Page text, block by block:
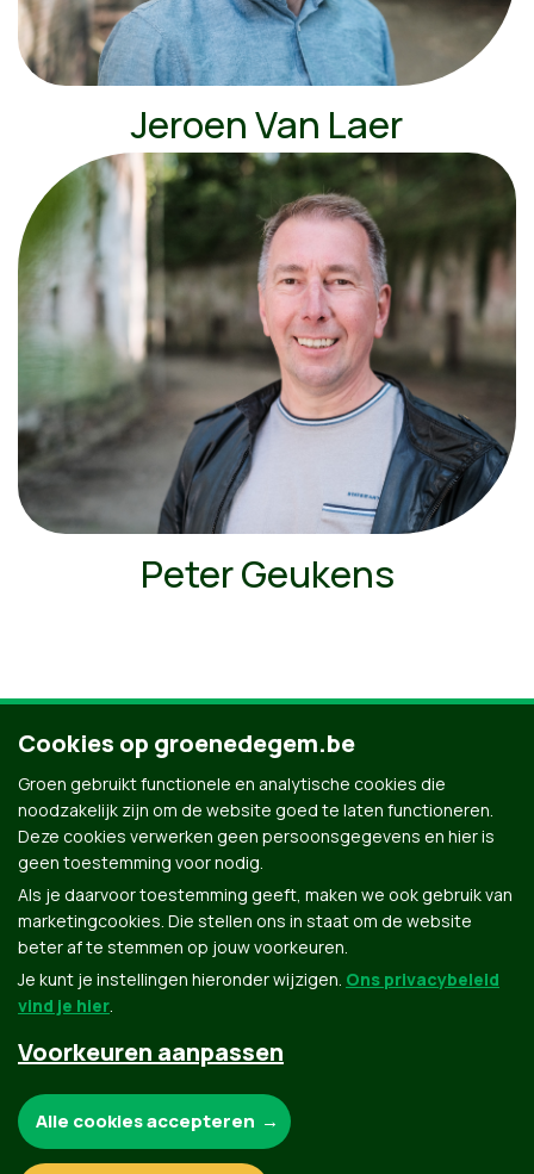
Jeroen Van Laer
Peter Geukens
Ontdek al onze mensen
Groen.be
Contact Privacybeleid
Cookies op groenedegem.be
Groen gebruikt functionele en analytische cookies die
noodzakelijk zijn om de website goed te laten functioneren.
Deze cookies verwerken geen persoonsgegevens en hier is
geen toestemming voor nodig.
Als je daarvoor toestemming geeft, maken we ook gebruik van
marketingcookies. Die stellen ons in staat om de website
beter af te stemmen op jouw voorkeuren.
Je kunt je instellingen hieronder wijzigen. Ons privacybeleid
vind je hier.
Voorkeuren aanpassen
Alle cookies accepteren